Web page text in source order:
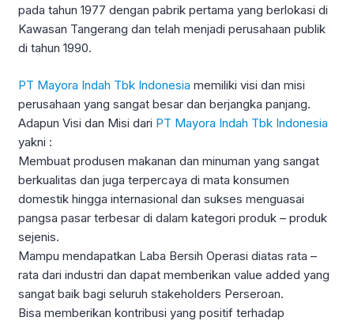
pada tahun 1977 dengan pabrik pertama yang berlokasi di
Kawasan Tangerang dan telah menjadi perusahaan publik
di tahun 1990.
PT Mayora Indah Tbk Indonesia memiliki visi dan misi
perusahaan yang sangat besar dan berjangka panjang.
Adapun Visi dan Misi dari PT Mayora Indah Tbk Indonesia
yakni :
Membuat produsen makanan dan minuman yang sangat
berkualitas dan juga terpercaya di mata konsumen
domestik hingga internasional dan sukses menguasai
pangsa pasar terbesar di dalam kategori produk – produk
sejenis.
Mampu mendapatkan Laba Bersih Operasi diatas rata –
rata dari industri dan dapat memberikan value added yang
sangat baik bagi seluruh stakeholders Perseroan.
Bisa memberikan kontribusi yang positif terhadap